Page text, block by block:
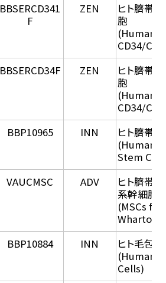
BBSERCD341
F
ZEN
ヒト臍帯
胞
(Human
CD34/
BBSERCD34F ZEN
ヒト臍帯
胞
(Human
CD34/
BBP10965 INN
ヒト臍帯
(Human
Stem
VAUCMSC ADV
ヒト臍帯
系幹細胞
(MSCs
Wharton
BBP10884 INN
ヒト毛包
(Human
Cells)